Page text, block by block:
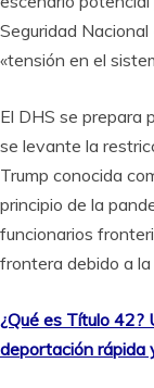
Seguridad Nacional
«tensión en el
El DHS se prepara
se levante la
Trump conocida
principio de la
funcionarios
frontera debido a la
¿Qué es Título 42?
deportación rápida